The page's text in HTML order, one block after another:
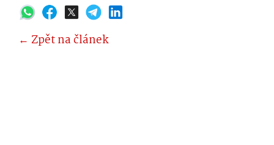
← Zpět na článek